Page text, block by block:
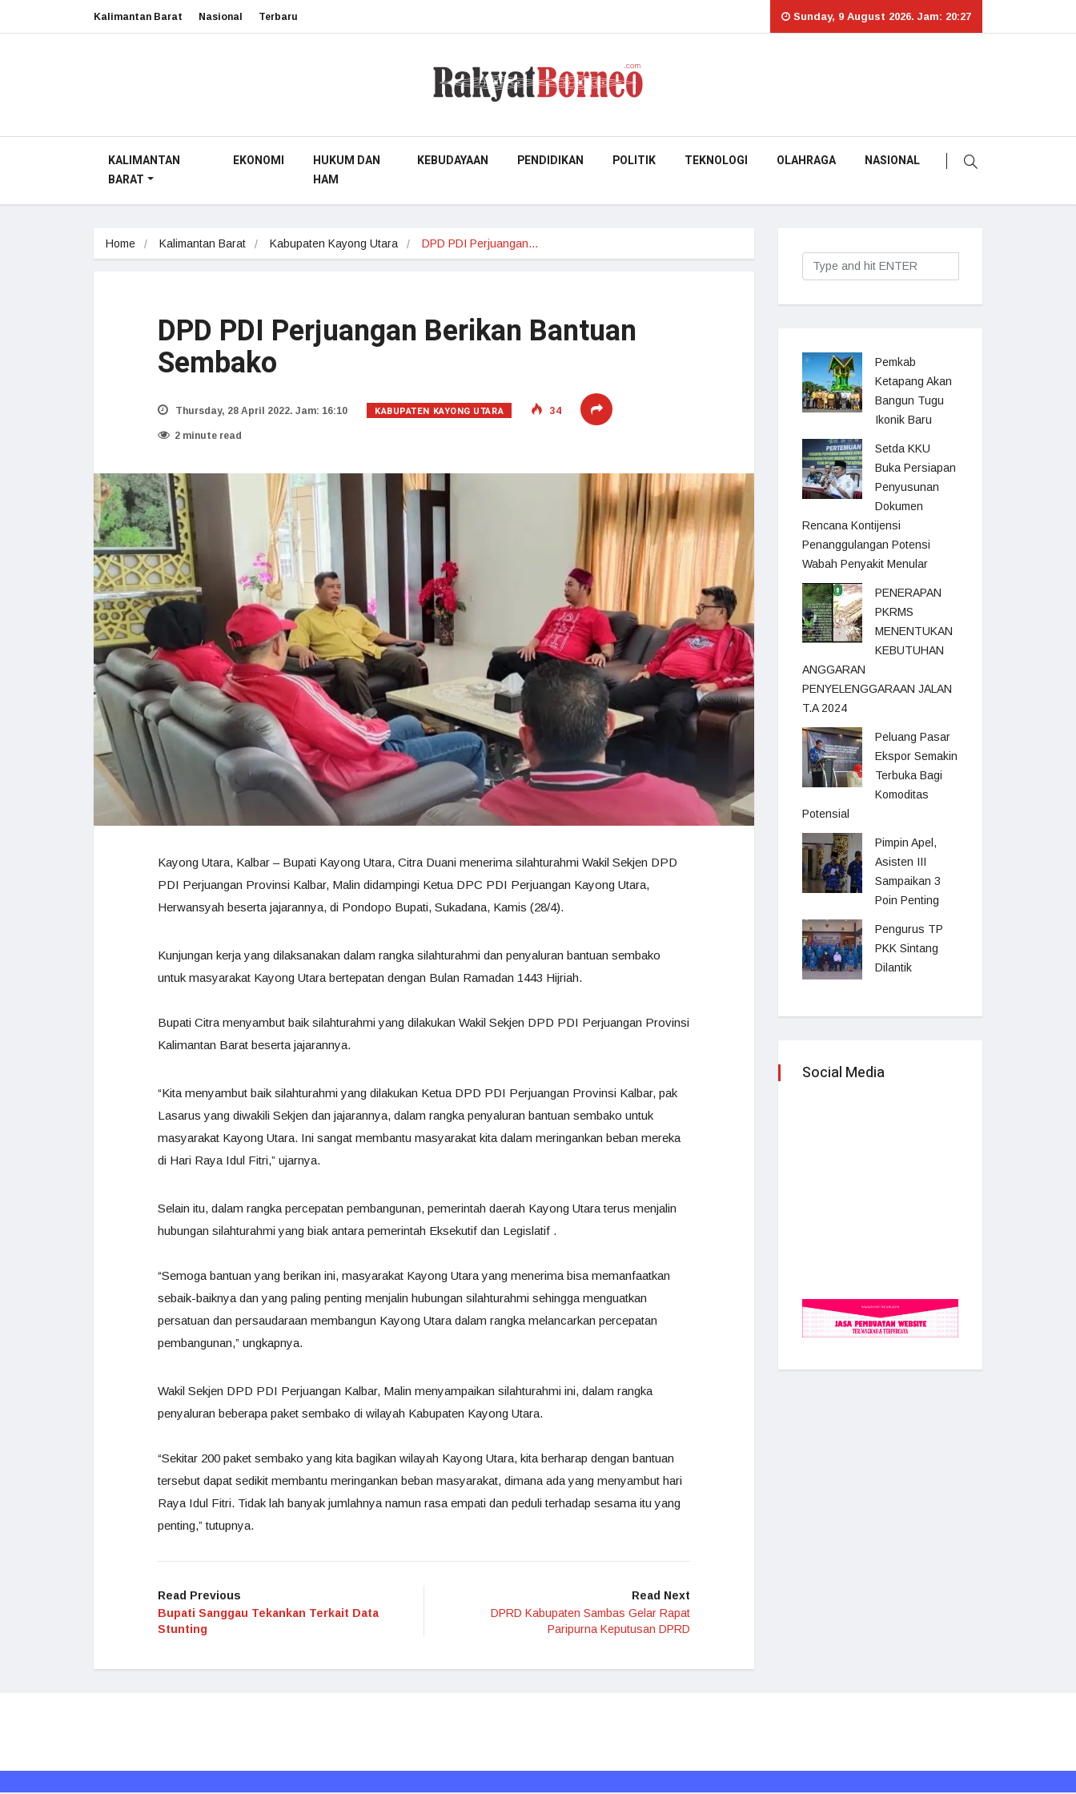
Kalimantan Barat Nasional Terbaru Sunday, 9 August 2026. Jam: 20:27
KALIMANTAN
BARAT
EKONOMI
HUKUM DAN
HAM
KEBUDAYAAN PENDIDIKAN POLITIK TEKNOLOGI OLAHRAGA NASIONAL
Home Kalimantan Barat Kabupaten Kayong Utara DPD PDI Perjuangan…
DPD PDI Perjuangan Berikan Bantuan
Sembako
Thursday, 28 April 2022. Jam: 16:10 KABUPATEN KAYONG UTARA 34
2 minute read
Kayong Utara, Kalbar – Bupati Kayong Utara, Citra Duani menerima silahturahmi Wakil Sekjen DPD
PDI Perjuangan Provinsi Kalbar, Malin didampingi Ketua DPC PDI Perjuangan Kayong Utara,
Herwansyah beserta jajarannya, di Pondopo Bupati, Sukadana, Kamis (28/4).
Kunjungan kerja yang dilaksanakan dalam rangka silahturahmi dan penyaluran bantuan sembako
untuk masyarakat Kayong Utara bertepatan dengan Bulan Ramadan 1443 Hijriah.
Bupati Citra menyambut baik silahturahmi yang dilakukan Wakil Sekjen DPD PDI Perjuangan Provinsi
Kalimantan Barat beserta jajarannya.
“Kita menyambut baik silahturahmi yang dilakukan Ketua DPD PDI Perjuangan Provinsi Kalbar, pak
Lasarus yang diwakili Sekjen dan jajarannya, dalam rangka penyaluran bantuan sembako untuk
masyarakat Kayong Utara. Ini sangat membantu masyarakat kita dalam meringankan beban mereka
di Hari Raya Idul Fitri,” ujarnya.
Selain itu, dalam rangka percepatan pembangunan, pemerintah daerah Kayong Utara terus menjalin
hubungan silahturahmi yang biak antara pemerintah Eksekutif dan Legislatif .
“Semoga bantuan yang berikan ini, masyarakat Kayong Utara yang menerima bisa memanfaatkan
sebaik-baiknya dan yang paling penting menjalin hubungan silahturahmi sehingga menguatkan
persatuan dan persaudaraan membangun Kayong Utara dalam rangka melancarkan percepatan
pembangunan,” ungkapnya.
Wakil Sekjen DPD PDI Perjuangan Kalbar, Malin menyampaikan silahturahmi ini, dalam rangka
penyaluran beberapa paket sembako di wilayah Kabupaten Kayong Utara.
“Sekitar 200 paket sembako yang kita bagikan wilayah Kayong Utara, kita berharap dengan bantuan
tersebut dapat sedikit membantu meringankan beban masyarakat, dimana ada yang menyambut hari
Raya Idul Fitri. Tidak lah banyak jumlahnya namun rasa empati dan peduli terhadap sesama itu yang
penting,” tutupnya.
Read Previous
Bupati Sanggau Tekankan Terkait Data
Stunting
Read Next
DPRD Kabupaten Sambas Gelar Rapat
Paripurna Keputusan DPRD
Pemkab
Ketapang Akan
Bangun Tugu
Ikonik Baru
Setda KKU
Buka Persiapan
Penyusunan
Dokumen
Rencana Kontijensi
Penanggulangan Potensi
Wabah Penyakit Menular
PENERAPAN
PKRMS
MENENTUKAN
KEBUTUHAN
ANGGARAN
PENYELENGGARAAN JALAN
T.A 2024
Peluang Pasar
Ekspor Semakin
Terbuka Bagi
Komoditas
Potensial
Pimpin Apel,
Asisten III
Sampaikan 3
Poin Penting
Pengurus TP
PKK Sintang
Dilantik
Social Media